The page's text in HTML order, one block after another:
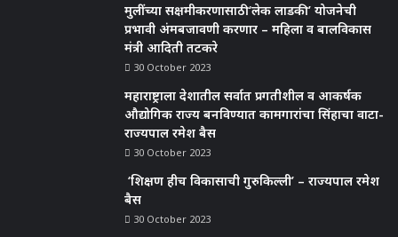
मुलींच्या सक्षमीकरणासाठी ‘लेक लाडकी’ योजनेची
प्रभावी अंमबजावणी करणार – महिला व बालविकास
मंत्री आदिती तटकरे
30 October 2023
महाराष्ट्राला देशातील सर्वात प्रगतीशील व आकर्षक
औद्योगिक राज्य बनविण्यात कामगारांचा सिंहाचा वाटा-
राज्यपाल रमेश बैस
30 October 2023
‘शिक्षण हीच विकासाची गुरुकिल्ली’ – राज्यपाल रमेश
बैस
30 October 2023